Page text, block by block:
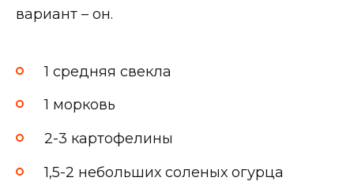
вариант – он.
1 средняя свекла
1 морковь
2-3 картофелины
1,5-2 небольших соленых огурца